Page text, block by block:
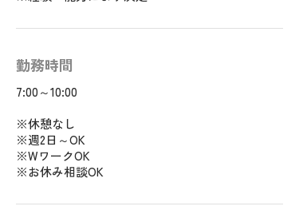
勤務時間
7:00～10:00
※休憩なし
※週2日～OK
※WワークOK
※お休み相談OK